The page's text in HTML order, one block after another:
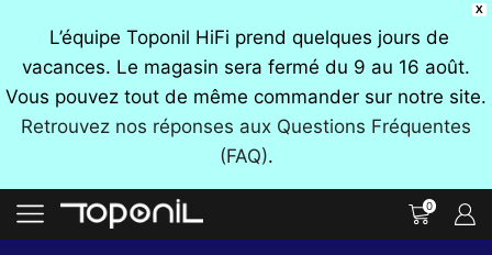
X
L’équipe Toponil HiFi prend quelques jours de
vacances. Le magasin sera fermé du 9 au 16 août.
Vous pouvez tout de même commander sur notre site.
Retrouvez nos réponses aux Questions Fréquentes
(FAQ).
0